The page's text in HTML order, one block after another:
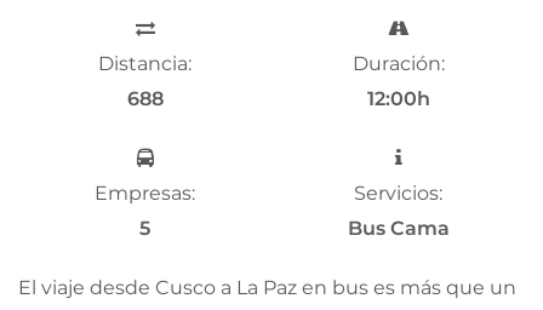
Distancia:
688
Duración:
12:00h
Empresas:
5
Servicios:
Bus Cama
El viaje desde Cusco a La Paz en bus es más que un